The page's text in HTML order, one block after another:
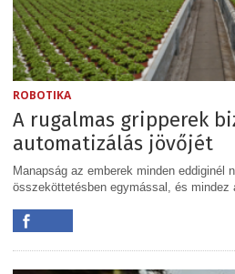
ROBOTIKA
A rugalmas gripperek
automatizálás jövőjét
Manapság az emberek minden eddiginél
összeköttetésben egymással, és mindez